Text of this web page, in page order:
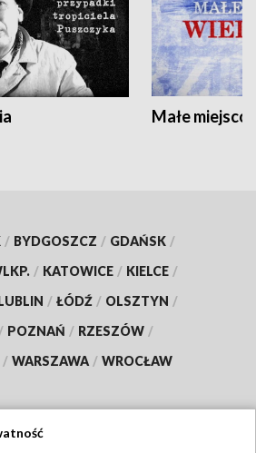
Małe
/ BYDGOSZCZ / GDAŃSK /
/ KATOWICE / KIELCE /
/ ŁÓDŹ / OLSZTYN /
/ POZNAŃ / RZESZÓW /
/ WARSZAWA / WROCŁAW